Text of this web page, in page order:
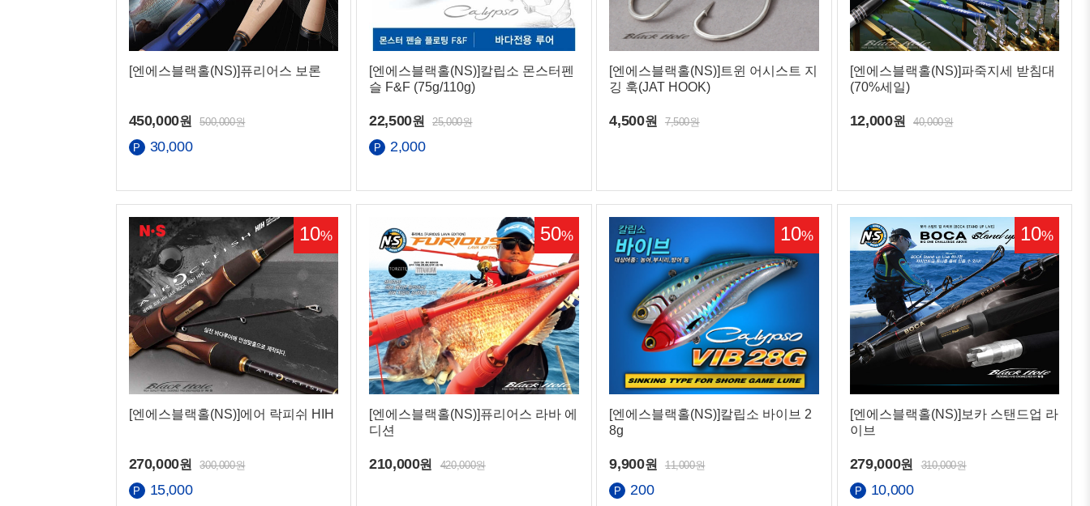
[엔에스블랙홀(NS)]퓨리어스 보론
450,000원 500,000원
30,000
[엔에스블랙홀(NS)]칼립소 몬스터펜
슬 F&F (75g/110g)
22,500원 25,000원
2,000
[엔에스블랙홀(NS)]트윈 어시스트 지
깅 훅(JAT HOOK)
4,500원 7,500원
[엔에스블랙홀(NS)]파죽지세 받침대
(70%세일)
12,000원 40,000원
[엔에스블랙홀(NS)]에어 락피쉬 HIH
270,000원 300,000원
15,000
10%
[엔에스블랙홀(NS)]퓨리어스 라바 에
디션
210,000원 420,000원
50%
[엔에스블랙홀(NS)]칼립소 바이브 2
8g
9,900원 11,000원
200
10%
[엔에스블랙홀(NS)]보카 스탠드업 라
이브
279,000원 310,000원
10,000
10%